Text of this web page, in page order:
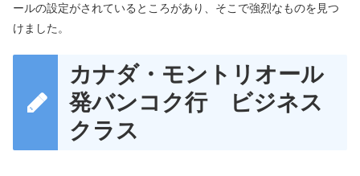
ールの設定がされているところがあり、そこで強烈なものを見つ
けました。
カナダ・モントリオール
発バンコク行 ビジネス
クラス